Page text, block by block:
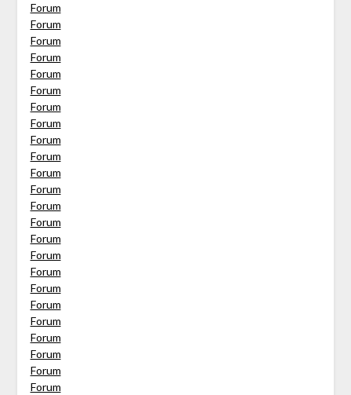
Forum
Forum
Forum
Forum
Forum
Forum
Forum
Forum
Forum
Forum
Forum
Forum
Forum
Forum
Forum
Forum
Forum
Forum
Forum
Forum
Forum
Forum
Forum
Forum